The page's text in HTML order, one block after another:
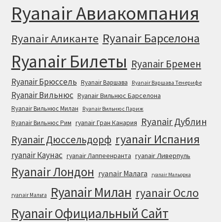
Ryanair Авиакомпания
Ryanair Аликанте Ryanair Барселона
Ryanair Билеты Ryanair Бремен
Ryanair Брюссель Ryanair Варшава Ryanair Варшава Тенерифе
Ryanair Вильнюс Ryanair Вильнюс Барселона
Ryanair Вильнюс Милан Ryanair Вильнюс Париж
Ryanair Вильнюс Рим ryanair Гран Канария Ryanair Дублин
Ryanair Дюссельдорф ryanair Испания
ryanair Каунас ryanair Лаппеенранта ryanair Ливерпуль
Ryanair Лондон ryanair Малага ryanair Мальорка
ryanair Мальта Ryanair Милан ryanair Осло
Ryanair Официальный Cайт